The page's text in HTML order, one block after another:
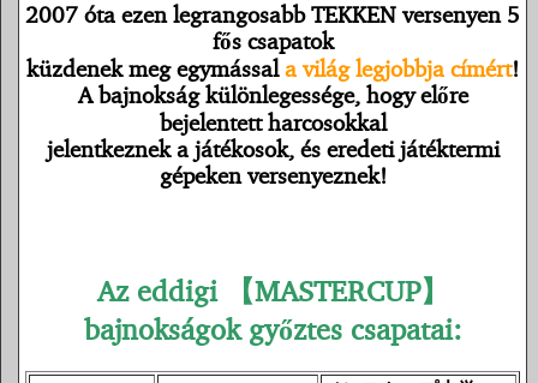
2007 óta ezen legrangosabb TEKKEN versenyen 5
fős csapatok
küzdenek meg egymássala világ legjobbja címért!
A bajnokság különlegessége, hogy előre
bejelentett harcosokkal
jelentkeznek a játékosok, és eredeti játéktermi
gépeken versenyeznek!
Az eddigi 【MASTERCUP】
bajnokságok győztes csapatai: